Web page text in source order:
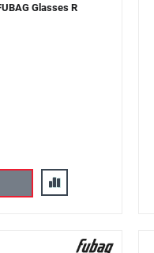
Glasses R